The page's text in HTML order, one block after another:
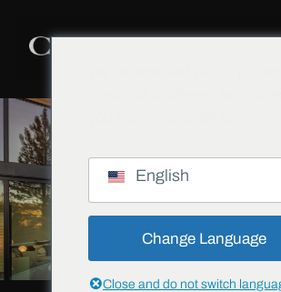
English
Change Language
Close and do not switch